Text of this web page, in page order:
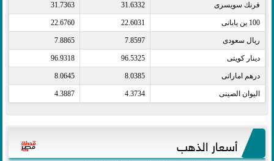
فرنك سويسرى​ 31.6332
31.7363
100 ين يابانى​ 22.6031
22.6760
ريال سعودى​ 7.8597
7.8865
دينار كويتى​ 96.5325
96.9318
درهم اماراتى​ 8.0385
8.0645
اليوان الصينى​ 4.3734
4.3887
أسعار الذهب